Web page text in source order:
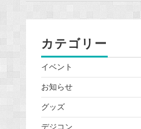
カテゴリー
イベント
お知らせ
グッズ
デジコン